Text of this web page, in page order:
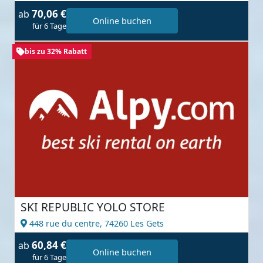
ab 70,06 €
für 6 Tage Online buchen
bis zu 32% Rabatt
SKI REPUBLIC YOLO STORE
448 rue du centre, 74260 Les Gets
ab 60,84 €
für 6 Tage Online buchen